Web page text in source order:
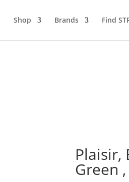
Shop Brands Find
Plaisir,
Green